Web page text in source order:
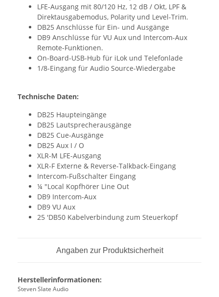
LFE-Ausgang mit 80/120 Hz, 12 dB / Okt, LPF &
Direktausgabemodus, Polarity und Level-Trim.
DB25 Anschlüsse für Ein- und Ausgänge
DB9 Anschlüsse für VU Aux und Intercom-Aux
Remote-Funktionen.
On-Board-USB-Hub für iLok und Telefonlade
1/8-Eingang für Audio Source-Wiedergabe
Technische Daten:
DB25 Haupteingänge
DB25 Lautsprecherausgänge
DB25 Cue-Ausgänge
DB25 Aux I / O
XLR-M LFE-Ausgang
XLR-F Externe & Reverse-Talkback-Eingang
Intercom-Fußschalter Eingang
¼ "Local Kopfhörer Line Out
DB9 Intercom-Aux
DB9 VU Aux
25 'DB50 Kabelverbindung zum Steuerkopf
Angaben zur Produktsicherheit
Herstellerinformationen:
Steven Slate Audio